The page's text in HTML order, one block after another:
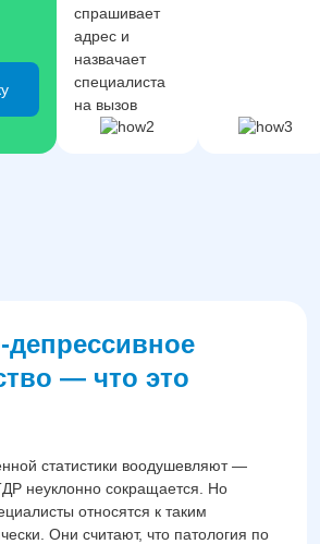
спрашивает
адрес и
назвачает
специалиста
на вызов
— что это
статистики воодушевляют —
неуклонно сокращается. Но
относятся к таким
Они считают, что патология по